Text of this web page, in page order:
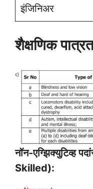
इंजिनिअर
शैक्षणिक
नॉन-एग्झिक्युटिव्ह
Skilled):